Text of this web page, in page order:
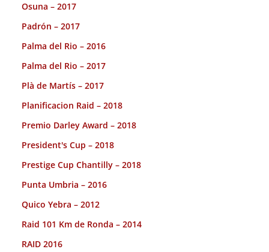
Osuna – 2017
Padrón – 2017
Palma del Rio – 2016
Palma del Rio – 2017
Plà de Martís – 2017
Planificacion Raid – 2018
Premio Darley Award – 2018
President's Cup – 2018
Prestige Cup Chantilly – 2018
Punta Umbria – 2016
Quico Yebra – 2012
Raid 101 Km de Ronda – 2014
RAID 2016